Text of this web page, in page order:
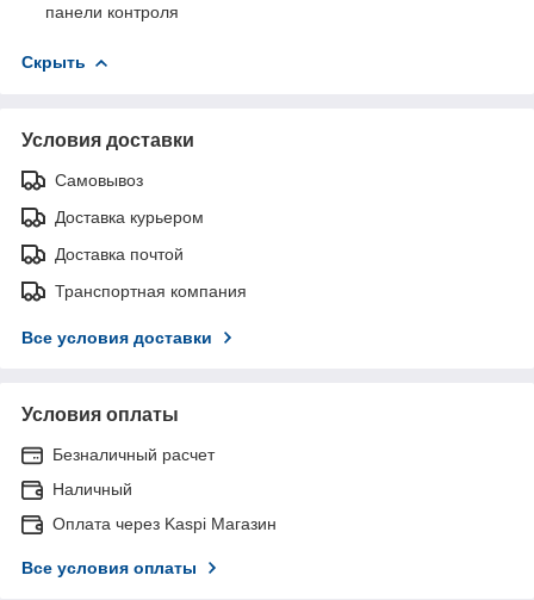
панели контроля
Скрыть
Условия доставки
Самовывоз
Доставка курьером
Доставка почтой
Транспортная компания
Все условия доставки
Условия оплаты
Безналичный расчет
Наличный
Оплата через Kaspi Магазин
Все условия оплаты